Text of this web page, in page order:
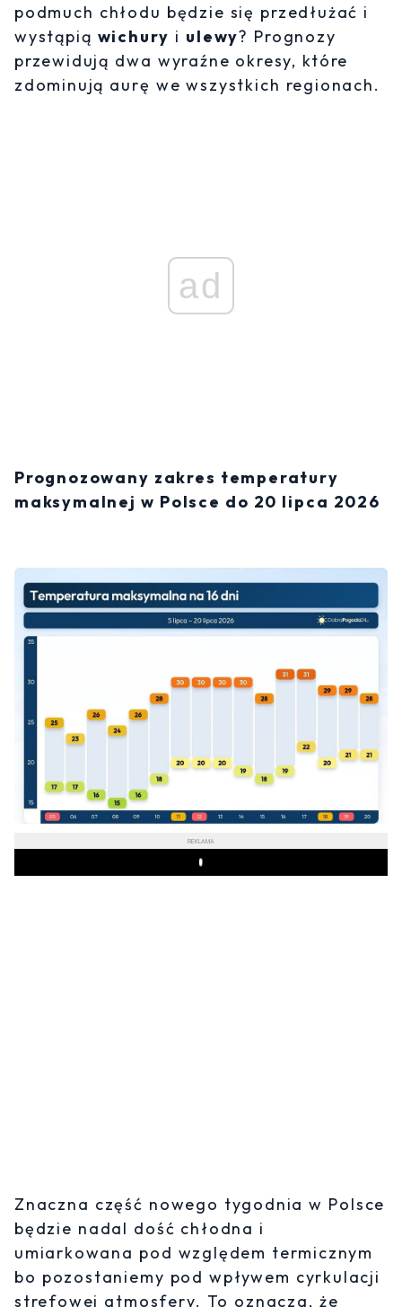
podmuch chłodu będzie się przedłużać i
wystąpią wichury i ulewy? Prognozy
przewidują dwa wyraźne okresy, które
zdominują aurę we wszystkich regionach.
ad
Prognozowany zakres temperatury
maksymalnej w Polsce do 20 lipca 2026
REKLAMA
Play
Znaczna część nowego tygodnia w Polsce
będzie nadal dość chłodna i
umiarkowana pod względem termicznym
bo pozostaniemy pod wpływem cyrkulacji
strefowej atmosfery. To oznacza, że